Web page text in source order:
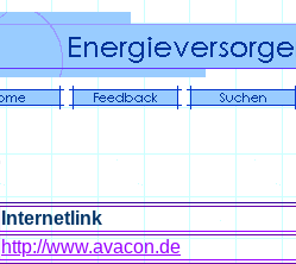
Internetlink
http://www.avacon.de